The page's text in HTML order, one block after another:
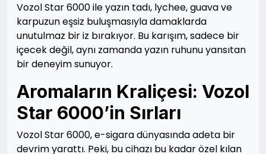
Vozol Star 6000 ile yazın tadı, lychee, guava ve
karpuzun eşsiz buluşmasıyla damaklarda
unutulmaz bir iz bırakıyor. Bu karışım, sadece bir
içecek değil, aynı zamanda yazın ruhunu yansıtan
bir deneyim sunuyor.
Aromaların Kraliçesi: Vozol
Star 6000’in Sırları
Vozol Star 6000, e-sigara dünyasında adeta bir
devrim yarattı. Peki, bu cihazı bu kadar özel kılan